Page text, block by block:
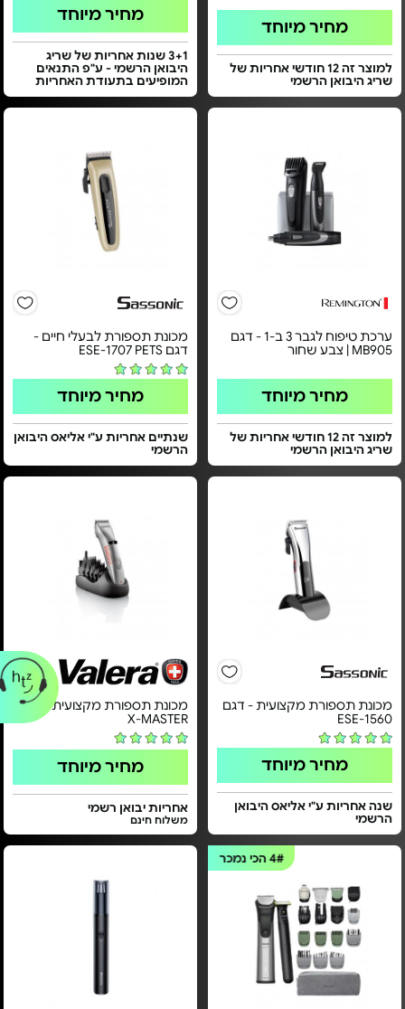
מחיר מיוחד
למוצר זה 12 חודשי אחריות של
שריג היבואן הרשמי
מחיר מיוחד
3+1 שנות אחריות של שריג
היבואן הרשמי - ע"פ התנאים
המופיעים בתעודת האחריות
ערכת טיפוח לגבר 3 ב-1 - דגם
MB905 | צבע שחור
מחיר מיוחד
למוצר זה 12 חודשי אחריות של
שריג היבואן הרשמי
מכונת תספורת לבעלי חיים -
דגם ESE-1707 PETS
מחיר מיוחד
שנתיים אחריות ע"י אליאס היבואן
הרשמי
מכונת תספורת מקצועית - דגם
ESE-1560
מחיר מיוחד
שנה אחריות ע"י אליאס היבואן
הרשמי
מכונת תספורת מקצועית - דגם
X-MASTER
מחיר מיוחד
אחריות יבואן רשמי
משלוח חינם
4#הכי נמכר